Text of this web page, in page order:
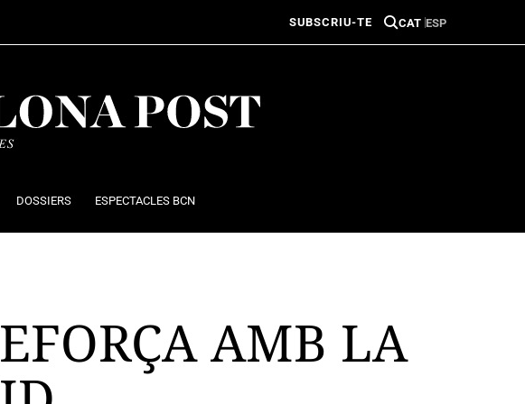
SUBSCRIU-TE CAT ESP
DOSSIERS ESPECTACLES BCN
AMB LA